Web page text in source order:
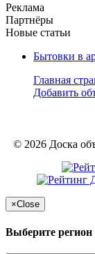
Реклама
Партнёры
Новые статьи
Бытовки в
Главная
Добавить
© 2026 Доска
×Close
Выберите регион